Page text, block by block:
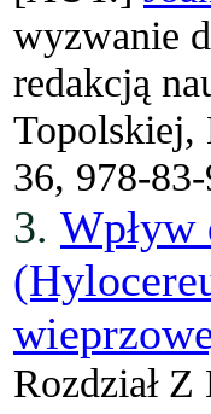
wyzwanie
redakcją
36, 978-
3.
Rozdział